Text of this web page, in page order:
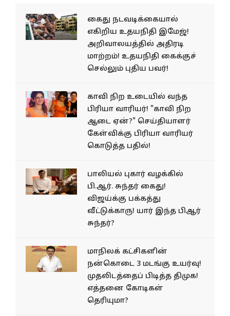
கைது நடவடிக்கையால்
எகிறிய உதயநிதி இமேஜ்!
அறிவாலயத்தில் அதிரடி
மாற்றம்! உதயநிதி கைக்குச்
செல்லும் புதிய பவர்!
காவி நிற உடையில் வந்த
பிரியா வாரியர்! "காவி நிற
ஆடை ஏன்?" செய்தியாளர்
கேள்விக்கு பிரியா வாரியர்
கொடுத்த பதில்!
பாலியல் புகார் வழக்கில்
பி.ஆர். சுந்தர் கைது!
விஜய்க்கு பக்கத்து
வீட்டுக்காரு! யார் இந்த பிஆர்
சுந்தர்?
மாநிலக் கட்சிகளின்
நன்கொடை 3 மடங்கு உயர்வு!
முதலிடத்தைப் பிடித்த திமுக!
எத்தனை கோடிகள்
தெரியுமா?